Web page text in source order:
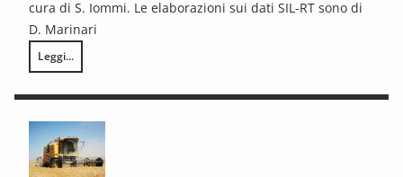
cura di S. Iommi. Le elaborazioni sui dati SIL-RT sono di
D. Marinari
Leggi...
LA CONGIUNTURA DEI SETTORI CULTURALI. Ripresa selettiva e